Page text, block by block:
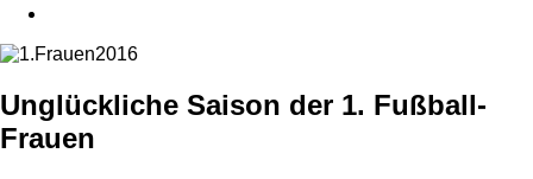
Unglückliche Saison der 1. Fußball-
Frauen